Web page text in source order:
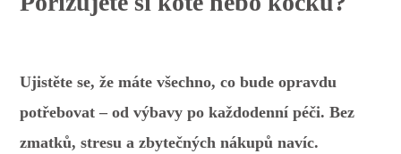
Ujistěte se, že máte všechno, co bude opravdu
potřebovat –⁠ od výbavy po každodenní péči. Bez
zmatků, stresu a zbytečných nákupů navíc.